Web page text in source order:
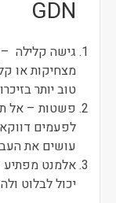
GDN
גישה קלילה
מצחיקות או
טוב יותר
פשטות – אל
לפעמים דווקא
עושים את
אלמנט מפתיע
יכול לבלוט